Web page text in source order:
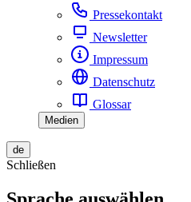
Pressekontakt
Newsletter
Impressum
Datenschutz
Glossar
Medien
de
Schließen